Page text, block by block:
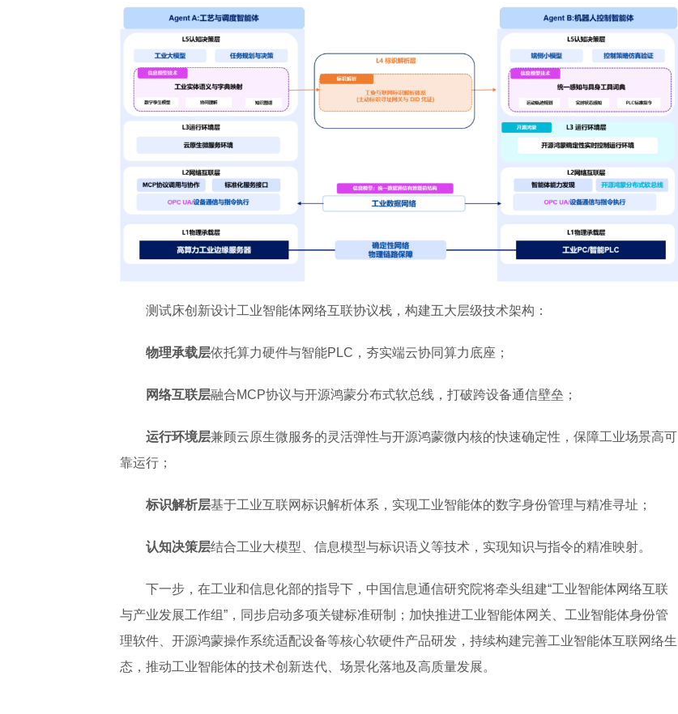
测试床创新设计工业智能体网络互联协议栈，构建五大层级技术架构：
物理承载层依托算力硬件与智能PLC，夯实端云协同算力底座；
网络互联层融合MCP协议与开源鸿蒙分布式软总线，打破跨设备通信壁垒；
运行环境层兼顾云原生微服务的灵活弹性与开源鸿蒙微内核的快速确定性，保障工业场景高可
靠运行；
标识解析层基于工业互联网标识解析体系，实现工业智能体的数字身份管理与精准寻址；
认知决策层结合工业大模型、信息模型与标识语义等技术，实现知识与指令的精准映射。
下一步，在工业和信息化部的指导下，中国信息通信研究院将牵头组建“工业智能体网络互联
与产业发展工作组”，同步启动多项关键标准研制；加快推进工业智能体网关、工业智能体身份管
理软件、开源鸿蒙操作系统适配设备等核心软硬件产品研发，持续构建完善工业智能体互联网络生
态，推动工业智能体的技术创新迭代、场景化落地及高质量发展。